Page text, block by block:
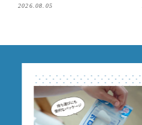
2026.08.05